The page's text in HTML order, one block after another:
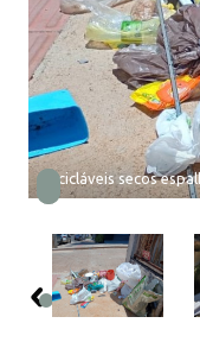
Recicláveis secos